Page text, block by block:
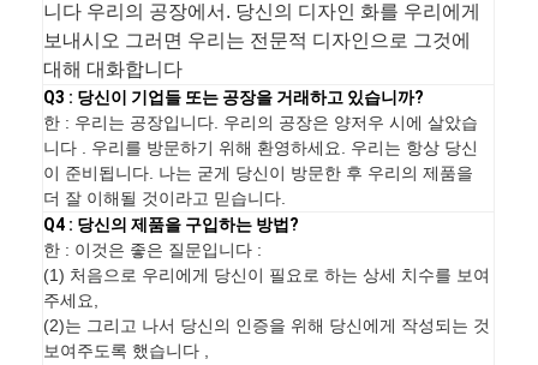
니다 우리의 공장에서. 당신의 디자인 화를 우리에게
보내시오 그러면 우리는 전문적 디자인으로 그것에
대해 대화합니다
Q3 : 당신이 기업들 또는 공장을 거래하고 있습니까?
한 : 우리는 공장입니다. 우리의 공장은 양저우 시에 살았습
니다 . 우리를 방문하기 위해 환영하세요. 우리는 항상 당신
이 준비됩니다. 나는 굳게 당신이 방문한 후 우리의 제품을
더 잘 이해될 것이라고 믿습니다.
Q4 : 당신의 제품을 구입하는 방법?
한 : 이것은 좋은 질문입니다 :
(1) 처음으로 우리에게 당신이 필요로 하는 상세 치수를 보여
주세요,
(2)는 그리고 나서 당신의 인증을 위해 당신에게 작성되는 것
보여주도록 했습니다 ,